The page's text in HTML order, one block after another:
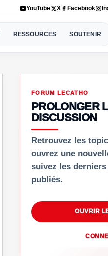
YouTube X Facebook
RESSOURCES SOUTENIR
FORUM LECATHO
PROLONGER
DISCUSSION
Retrouvez les
ouvrez une
suivez les derniers
publiés.
OUVRIR